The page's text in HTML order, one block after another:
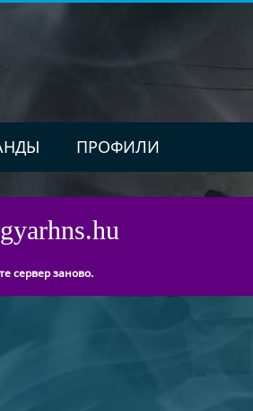
ПРОФИЛИ
сервер заново.